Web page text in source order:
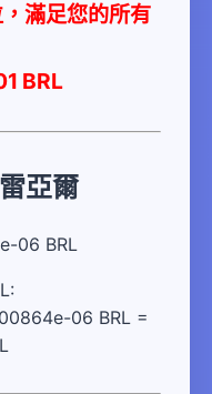
滿足您的所有
BRL
亞爾
06 BRL
06 BRL =